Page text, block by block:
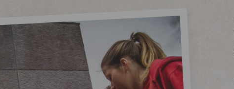
> Toon alle activiteiten